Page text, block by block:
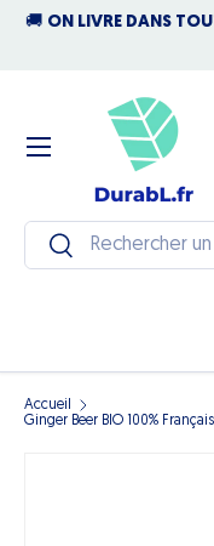
🚚 ON LIVRE DANS
Recherche
Rechercher
Menu
Accueil
Ginger Beer BIO 100%